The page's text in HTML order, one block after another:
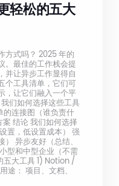
轻松的五大
方式吗？ 2025 年的
。最佳的工作栈会提
并让异步工作显得自
个工具清单，它们可
，让它们融入一个平
们如何选择这些工具
的连接图（谁负责什
结论 我们如何选择
置，低设置成本） 强
异步友好（总结、
型和中型企业（不需
五大工具 1) Notion /
途： 项目、文档、